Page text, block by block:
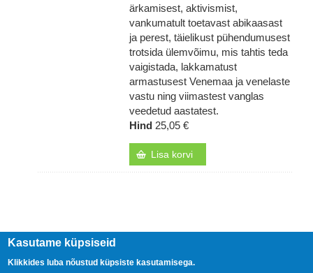
ärkamisest, aktivismist,
vankumatult toetavast abikaasast
ja perest, täielikust pühendumusest
trotsida ülemvõimu, mis tahtis teda
vaigistada, lakkamatust
armastusest Venemaa ja venelaste
vastu ning viimastest vanglas
veedetud aastatest.
Hind 25,05 €
Lisa korvi
Kasutame küpsiseid
Klikkides luba nõustud küpsiste kasutamisega.